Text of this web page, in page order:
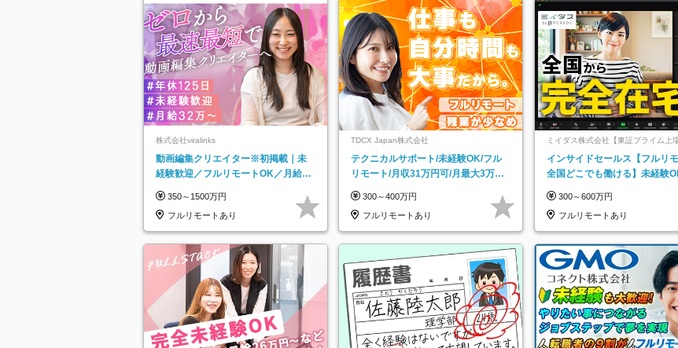
株式会社viralinks
動画編集クリエイター※初掲載｜未
経験歓迎／フルリモートOK／月給32
350～1500万円
フルリモートあり
TDCX Japan株式会社
テクニカルサポート/未経験OK/フル
リモート/月収31万円可/月最大3万の
300～400万円
フルリモートあり
ミイダス株式会社【東証プライム上
インサイドセールス【フルリ
全国どこでも働ける】未経験
300～600万円
フルリモートあり